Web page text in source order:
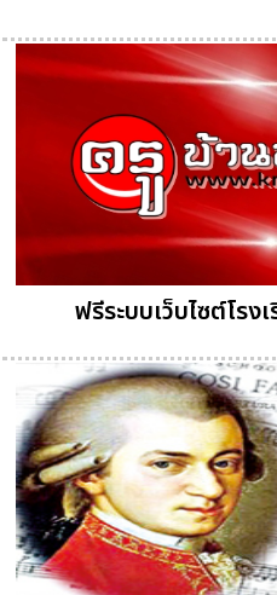
ฟรีระบบเว็บไซต์โรง